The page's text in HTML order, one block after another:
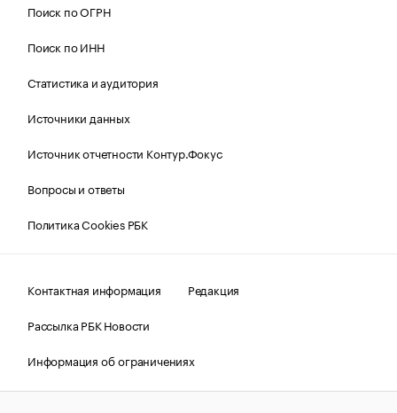
Поиск по ОГРН
Поиск по ИНН
Статистика и аудитория
Источники данных
Источник отчетности Контур.Фокус
Вопросы и ответы
Политика Cookies РБК
Контактная информация
Редакция
Рассылка РБК Новости
Информация об ограничениях
Правовая информация
О соблюдении авторских прав